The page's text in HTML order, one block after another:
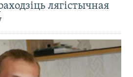
лягістычная